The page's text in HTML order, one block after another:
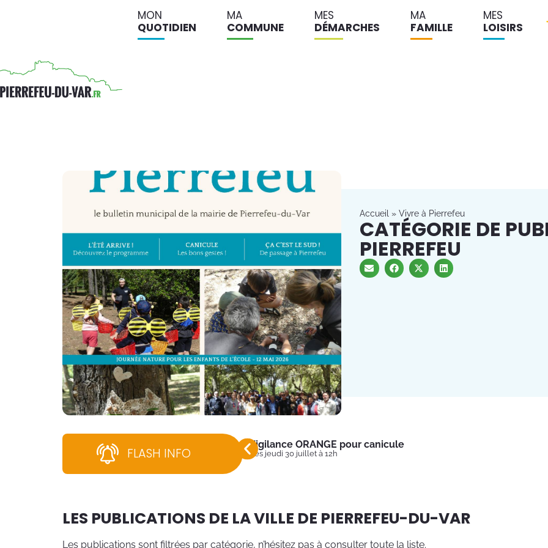
MON
QUOTIDIEN
MA
COMMUNE
MES
DÉMARCHES
MA
FAMILLE
MES
LOISIRS
Accueil » Vivre à Pierrefeu
CATÉGORIE DE
PIERREFEU
FLASH INFO
Vigilance ORANGE pour canicule
Dès jeudi 30 juillet à 12h
LES PUBLICATIONS DE LA VILLE DE PIERREFEU-DU-VAR
Les publications sont filtrées par catégorie, n’hésitez pas à consulter toute la liste.